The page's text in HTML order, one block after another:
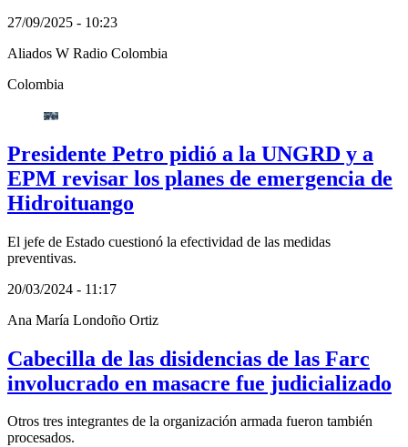
27/09/2025 - 10:23
Aliados W Radio Colombia
Colombia
Presidente Petro pidió a la UNGRD y a
EPM revisar los planes de emergencia de
Hidroituango
El jefe de Estado cuestionó la efectividad de las medidas
preventivas.
20/03/2024 - 11:17
Ana María Londoño Ortiz
Cabecilla de las disidencias de las Farc
involucrado en masacre fue judicializado
Otros tres integrantes de la organización armada fueron también
procesados.